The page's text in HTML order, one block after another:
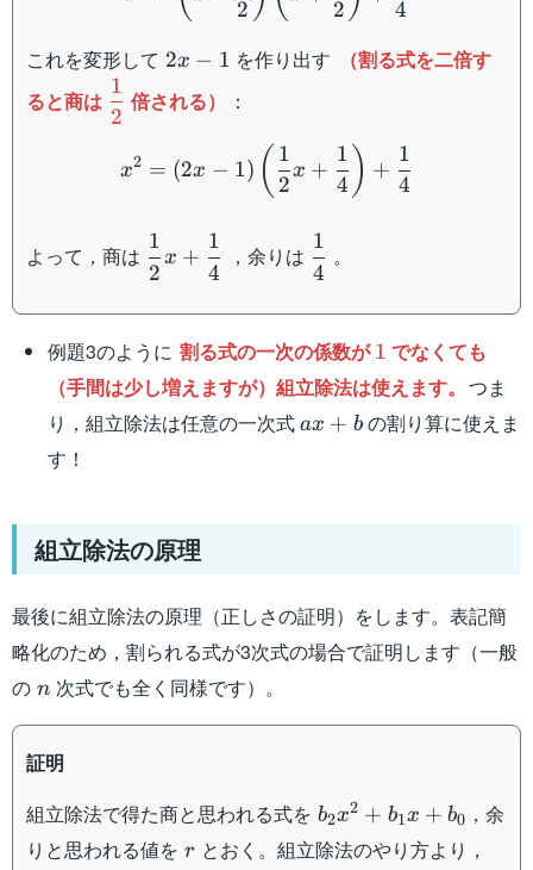
2 2 4
これを変形して 2{x}-1
2x − 1 を作り出す
（割る式を二倍す
ると商は \dfrac{1}
{2}
2
1
倍される） ：
x^2=(2{x}-
x2 = (2x − 1) ( 2
1
x +
4
1 ) +
4
1
よって，商は \dfrac{1}
{2}x+\dfrac{1}
2
1
x +
4
1
，余りは \dfrac{1}
{4}
4
1
。
例題3のように 割る式の一次の係数が1
1 でなくても
（手間は少し増えますが）組立除法は使えます。 つま
り，組立除法は任意の一次式 ax+b
ax + bの割り算に使えま
す！
組立除法の原理
最後に組立除法の原理（正しさの証明）をします。表記簡
略化のため，割られる式が3次式の場合で証明します（一般
の n
n次式でも全く同様です）。
証明
組立除法で得た商と思われる式を b_2x^2+b_1x+b_0
b2x2 + b1x + b0 ，余
りと思われる値を r
r とおく。組立除法のやり方より，